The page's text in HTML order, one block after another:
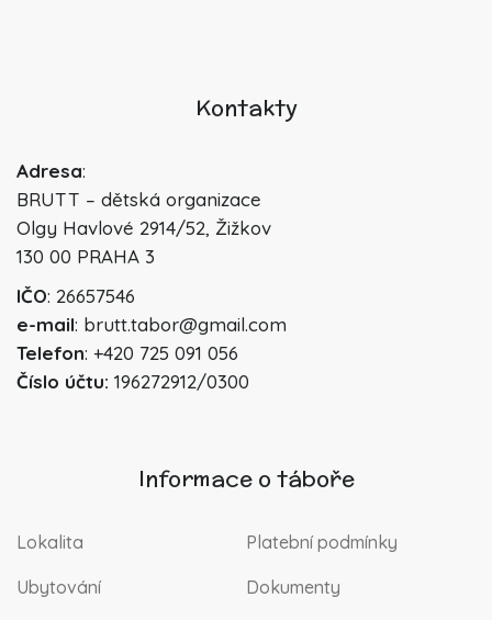
Kontakty
Adresa:
BRUTT – dětská organizace
Olgy Havlové 2914/52, Žižkov
130 00 PRAHA 3
IČO: 26657546
e-mail: brutt.tabor@gmail.com
Telefon: +420 725 091 056
Číslo účtu: 196272912/0300
Informace o táboře
Lokalita
Ubytování
Platební podmínky
Dokumenty